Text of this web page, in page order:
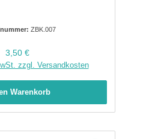
ZBK.007
Regulärer Preis:
3,50 €
zzgl. Versandkosten
Warenkorb